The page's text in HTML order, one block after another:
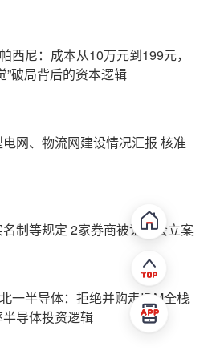
西尼：成本从10万元到199元，
”破局背后的资本逻辑
网、物流网建设情况汇报 核准
制等规定 2家券商被证监会立案
一半导体：拒绝并购走IDM全栈
导体投资逻辑